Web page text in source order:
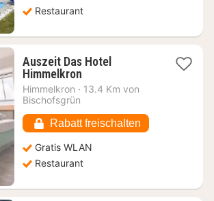
Restaurant
Auszeit Das Hotel
Himmelkron1
Nacht
€
Himmelkron · 13.4 Km von
Bischofsgrün
Rabatt freischalten
Gratis WLAN
Restaurant